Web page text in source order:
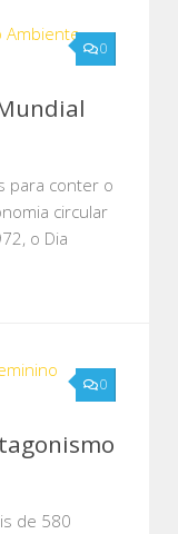
0
para conter o
circular
o Dia
0
de 580